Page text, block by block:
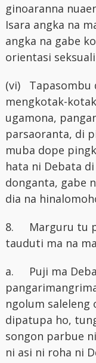
ginoaranna
Isara angka na
angka na gabe
orientasi
(vi)
Tapasombu
mengkotak-
ugamona,
parsaoranta, di
muba dope
hata ni Debata
donganta, gabe
dia na
8.
Marguru tu
tauduti ma na
a.
Puji ma
ngolum saleleng
dipatupa ho,
songon parbue
ni asi ni roha ni